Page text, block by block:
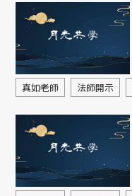
真如老師 法師開示